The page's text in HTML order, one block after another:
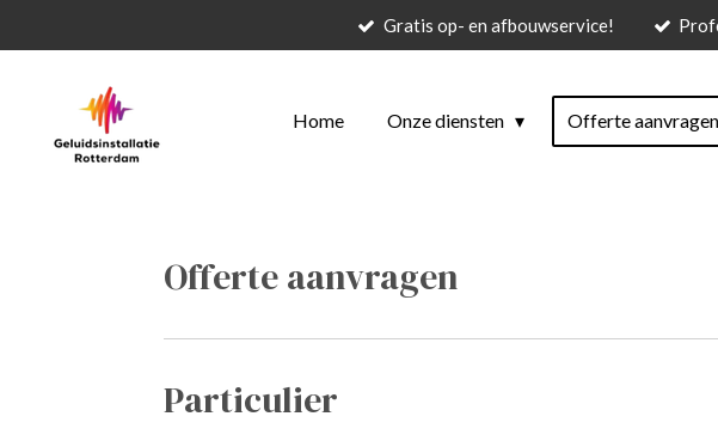
hoofdinhoud
Gratis op- en afbouwservice!
Home Onze diensten Offerte aanvragen
Offerte aanvragen
Particulier